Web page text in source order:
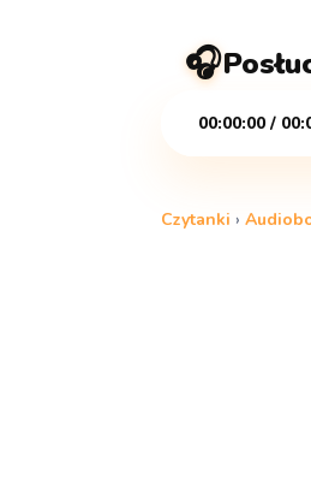
🎧
00:00:00 /
Czytanki ›